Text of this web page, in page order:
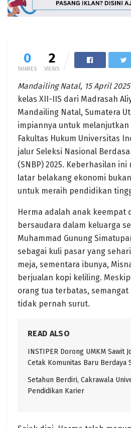
0
SHARES
2
VIEWS
Mandailing Natal, 15 April 2025
kelas XII-IIS dari Madrasah
Mandailing Natal, Sumatera
impiannya untuk
Fakultas Hukum Universitas
jalur Seleksi Nasional
(SNBP) 2025. Keberhasilan
latar belakang ekonomi
untuk meraih pendidikan
Herma adalah anak keempat
bersaudara dalam keluarga
Muhammad Gunung
sebagai kuli pasar yang
meja, sementara ibunya,
berjualan kopi keliling.
orang tua terbatas,
tidak pernah surut. ​
READ ALSO
INSTIPER Dorong UMKM Sawit
Cetak Komunitas Baru Berdaya
Setahun Berdiri, Cakrawala
Pendidikan Karier